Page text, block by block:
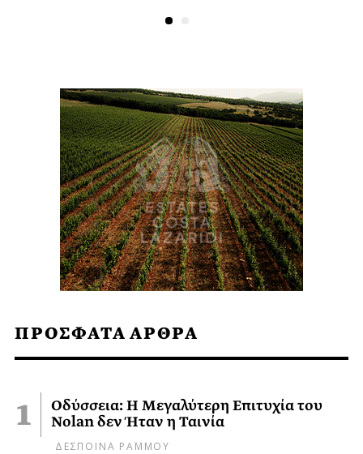
ΠΡΟΣΦΑΤΑ ΑΡΘΡΑ
Οδύσσεια: Η Μεγαλύτερη Επιτυχία του
Nolan δεν Ήταν η Ταινία
ΔΕΣΠΟΙΝΑ ΡΑΜΜΟΥ